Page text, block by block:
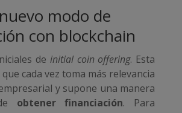
modo de
con blockchain
de initial coin offering. Esta
cada vez toma más relevancia
y supone una manera
obtener financiación. Para